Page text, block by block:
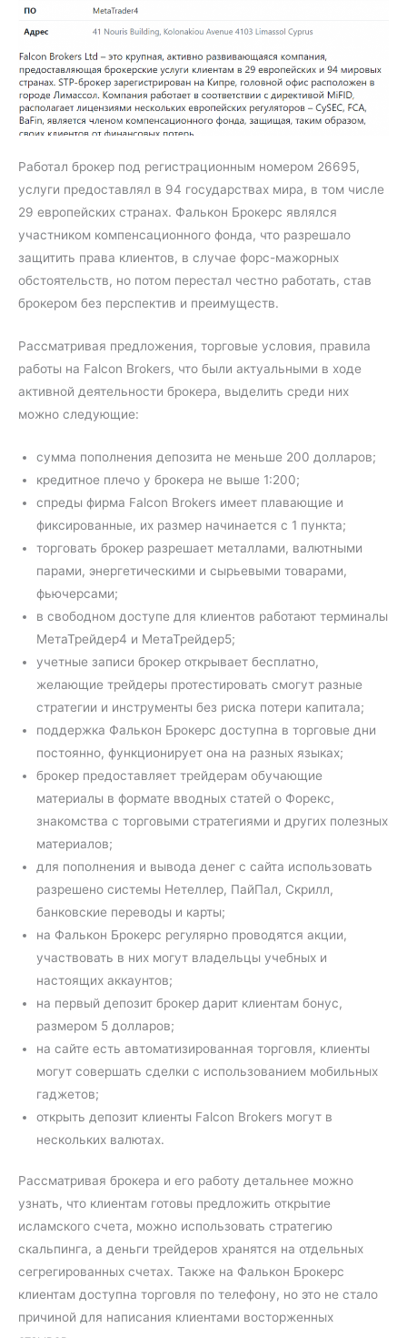
Работал брокер под регистрационным номером 26695,
услуги предоставлял в 94 государствах мира, в том числе
29 европейских странах. Фалькон Брокерс являлся
участником компенсационного фонда, что разрешало
защитить права клиентов, в случае форс-мажорных
обстоятельств, но потом перестал честно работать, став
брокером без перспектив и преимуществ.
Рассматривая предложения, торговые условия, правила
работы на Falcon Brokers, что были актуальными в ходе
активной деятельности брокера, выделить среди них
можно следующие:
сумма пополнения депозита не меньше 200 долларов;
кредитное плечо у брокера не выше 1:200;
спреды фирма Falcon Brokers имеет плавающие и
фиксированные, их размер начинается с 1 пункта;
торговать брокер разрешает металлами, валютными
парами, энергетическими и сырьевыми товарами,
фьючерсами;
в свободном доступе для клиентов работают терминалы
МетаТрейдер4 и МетаТрейдер5;
учетные записи брокер открывает бесплатно,
желающие трейдеры протестировать смогут разные
стратегии и инструменты без риска потери капитала;
поддержка Фалькон Брокерс доступна в торговые дни
постоянно, функционирует она на разных языках;
брокер предоставляет трейдерам обучающие
материалы в формате вводных статей о Форекс,
знакомства с торговыми стратегиями и других полезных
материалов;
для пополнения и вывода денег с сайта использовать
разрешено системы Нетеллер, ПайПал, Скрилл,
банковские переводы и карты;
на Фалькон Брокерс регулярно проводятся акции,
участвовать в них могут владельцы учебных и
настоящих аккаунтов;
на первый депозит брокер дарит клиентам бонус,
размером 5 долларов;
на сайте есть автоматизированная торговля, клиенты
могут совершать сделки с использованием мобильных
гаджетов;
открыть депозит клиенты Falcon Brokers могут в
нескольких валютах.
Рассматривая брокера и его работу детальнее можно
узнать, что клиентам готовы предложить открытие
исламского счета, можно использовать стратегию
скальпинга, а деньги трейдеров хранятся на отдельных
сегрегированных счетах. Также на Фалькон Брокерс
клиентам доступна торговля по телефону, но это не стало
причиной для написания клиентами восторженных